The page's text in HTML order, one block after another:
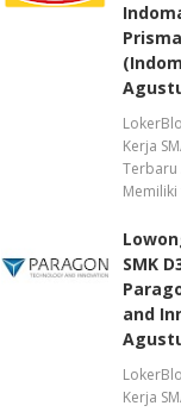
Kerja
Terbaru
SMK
and
Kerja